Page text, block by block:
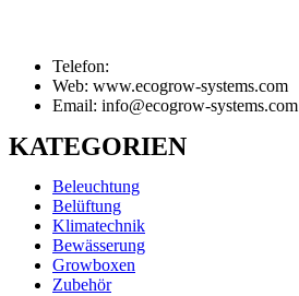
Telefon:
Web: www.ecogrow-systems.com
Email: info@ecogrow-systems.com
KATEGORIEN
Beleuchtung
Belüftung
Klimatechnik
Bewässerung
Growboxen
Zubehör